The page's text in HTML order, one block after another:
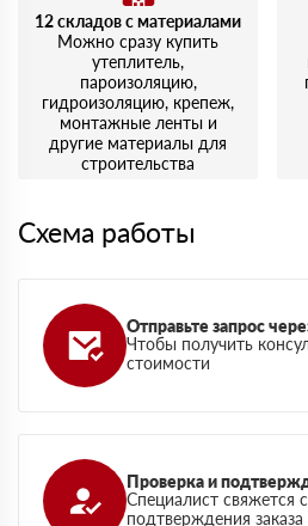
12 складов с материалами
Можно сразу купить
утеплитель,
пароизоляцию,
гидроизоляцию, крепеж,
монтажные ленты и
другие материалы для
строительства
Схема работы
Отправьте запрос
Чтобы получить
стоимости
Проверка и
Специалист свяжется
подтверждения заказа